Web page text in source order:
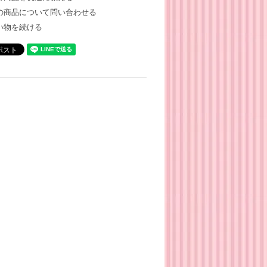
商品について問い合わせる
物を続ける